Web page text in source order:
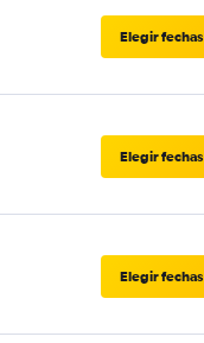
Elegir fechas
Elegir fechas
Elegir fechas